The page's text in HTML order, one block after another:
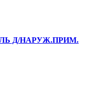
Д/НАРУЖ.ПРИМ.